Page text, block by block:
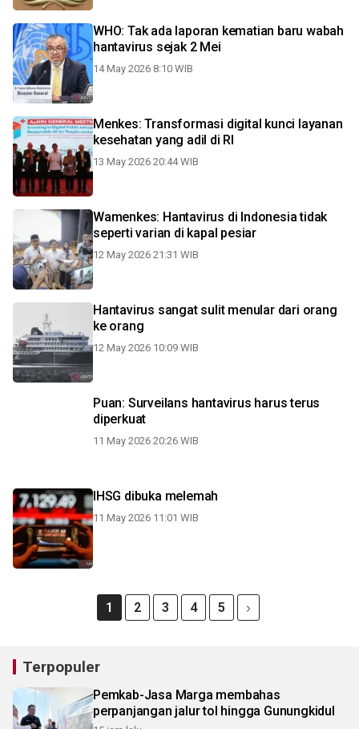
WHO: Tak ada laporan kematian baru wabah
hantavirus sejak 2 Mei
14 May 2026 8:10 WIB
Menkes: Transformasi digital kunci layanan
kesehatan yang adil di RI
13 May 2026 20:44 WIB
Wamenkes: Hantavirus di Indonesia tidak
seperti varian di kapal pesiar
12 May 2026 21:31 WIB
Hantavirus sangat sulit menular dari orang
ke orang
12 May 2026 10:09 WIB
Puan: Surveilans hantavirus harus terus
diperkuat
11 May 2026 20:26 WIB
IHSG dibuka melemah
11 May 2026 11:01 WIB
1 2 3 4 5
Terpopuler
Pemkab-Jasa Marga membahas
perpanjangan jalur tol hingga Gunungkidul